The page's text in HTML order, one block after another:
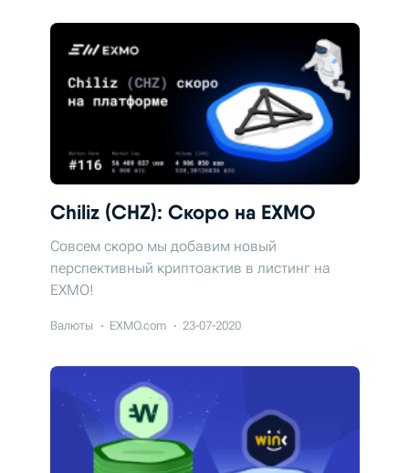
Chiliz (CHZ): Скоро на EXMO
Совсем скоро мы добавим новый
перспективный криптоактив в листинг на
EXMO!
Валюты EXMO.com 23-07-2020